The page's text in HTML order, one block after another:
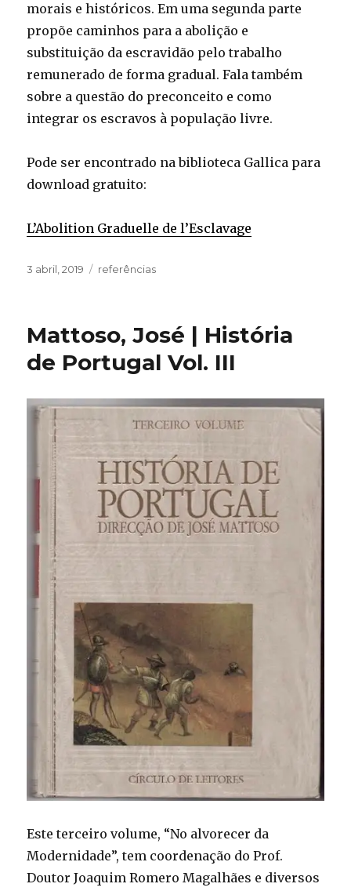
morais e históricos. Em uma segunda parte
propõe caminhos para a abolição e
substituição da escravidão pelo trabalho
remunerado de forma gradual. Fala também
sobre a questão do preconceito e como
integrar os escravos à população livre.
Pode ser encontrado na biblioteca Gallica para
download gratuito:
L’Abolition Graduelle de l’Esclavage
Publicado
3 abril, 2019 Categorias
referências
Mattoso, José | História
de Portugal Vol. III
Este terceiro volume, “No alvorecer da
Modernidade”, tem coordenação do Prof.
Doutor Joaquim Romero Magalhães e diversos